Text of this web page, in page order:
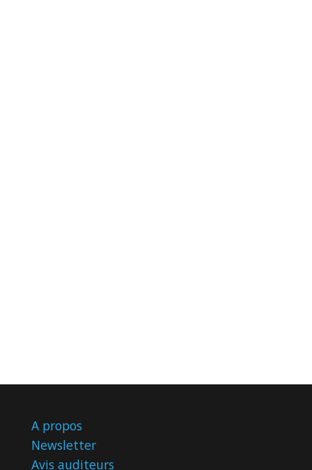
A propos
Newsletter
Avis auditeurs